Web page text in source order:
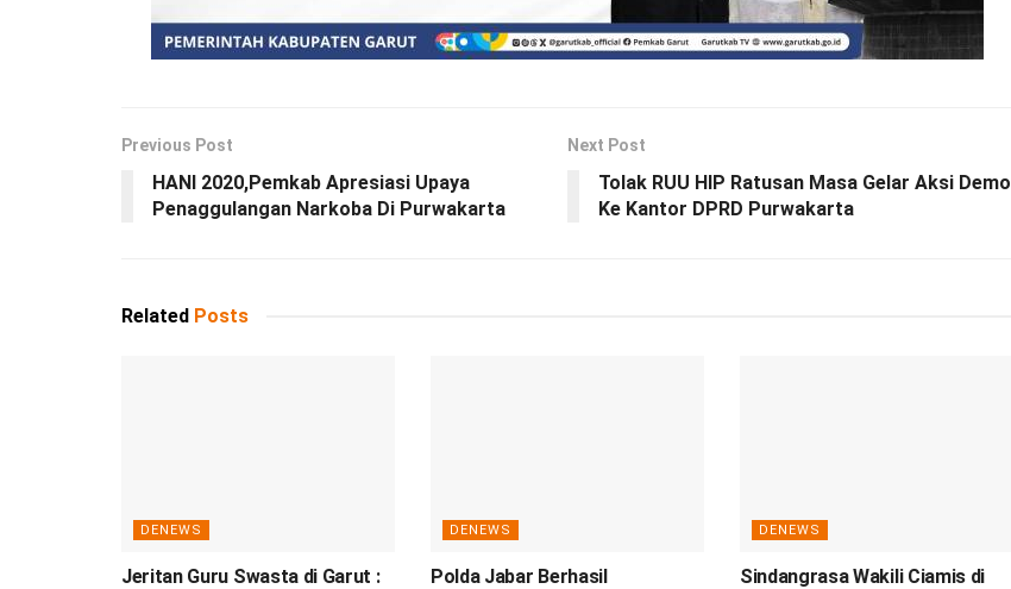
Previous Post
HANI 2020,Pemkab Apresiasi Upaya
Penaggulangan Narkoba Di Purwakarta
Next Post
Tolak RUU HIP Ratusan Masa Gelar Aksi Demo
Ke Kantor DPRD Purwakarta
Related Posts
DENEWS
Jeritan Guru Swasta di Garut :
DENEWS
Polda Jabar Berhasil
DENEWS
Sindangrasa Wakili Ciamis di